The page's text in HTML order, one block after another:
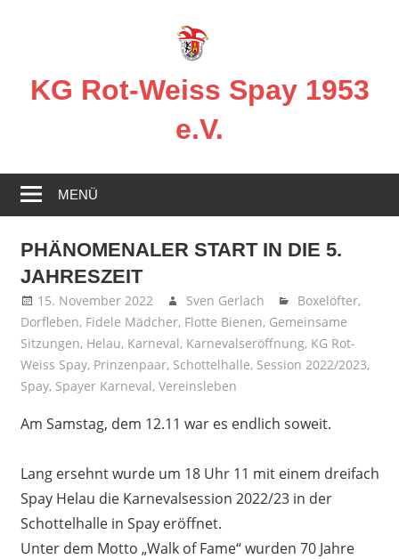
KG Rot-Weiss Spay 1953
e.V.
in
Spay!
MENÜ
PHÄNOMENALER START IN DIE 5.
JAHRESZEIT
15. November 2022 Sven Gerlach Boxelöfter,
Dorfleben, Fidele Mädcher, Flotte Bienen, Gemeinsame
Sitzungen, Helau, Karneval, Karnevalseröffnung, KG Rot-
Weiss Spay, Prinzenpaar, Schottelhalle, Session 2022/2023,
Spay, Spayer Karneval, Vereinsleben
Am Samstag, dem 12.11 war es endlich soweit.
Lang ersehnt wurde um 18 Uhr 11 mit einem dreifach
Spay Helau die Karnevalsession 2022/23 in der
Schottelhalle in Spay eröffnet.
Unter dem Motto „Walk of Fame“ wurden 70 Jahre